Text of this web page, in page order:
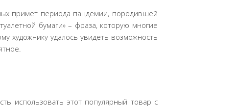
примет периода пандемии, породившей
бумаги» – фраза, которую многие
художнику удалось увидеть возможность
использовать этот популярный товар с